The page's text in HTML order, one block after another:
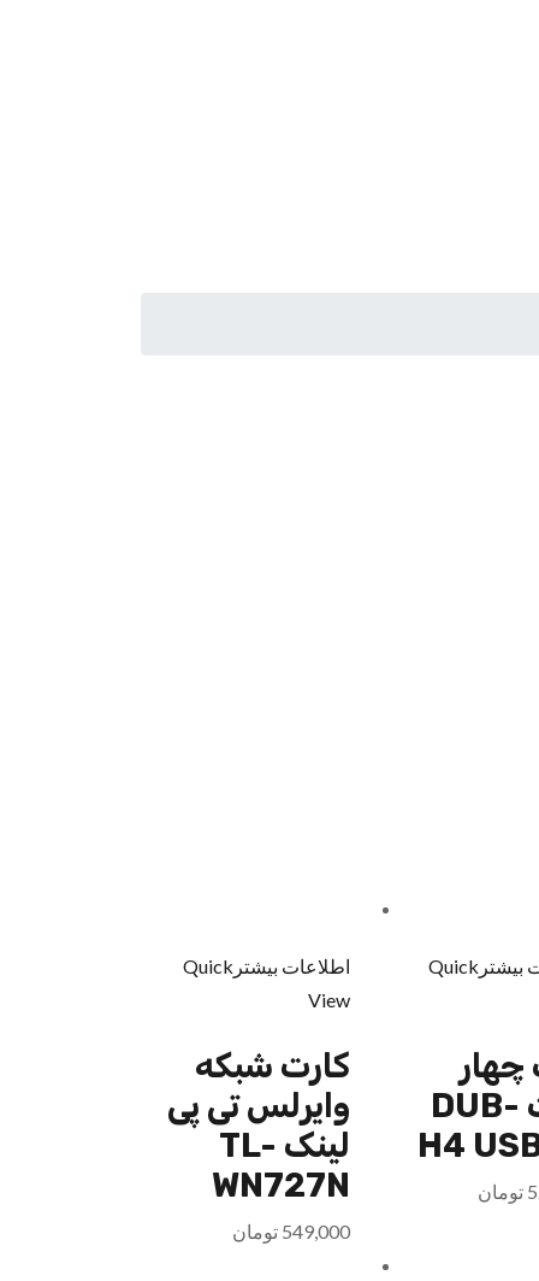
بیشتر Quick
پورت DUB-
H4
تومان
اطلاعات بیشتر Quick
View
کارت شبکه
وایرلس تی پی
لینک TL-
WN727N
549,000 تومان